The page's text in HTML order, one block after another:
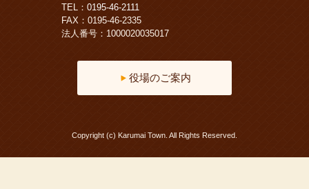
TEL： 0195-46-2111
FAX：0195-46-2335
法人番号：1000020035017
役場のご案内
Copyright (c) Karumai Town. All Rights Reserved.